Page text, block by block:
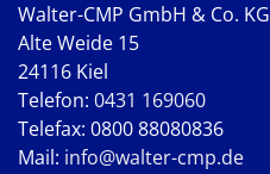
Walter-CMP GmbH & Co. KG
Alte Weide 15
24116 Kiel
Telefon: 0431 169060
Telefax: 0800 88080836
Mail: info@walter-cmp.de